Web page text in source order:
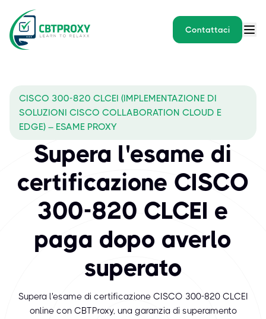
Contattaci
CISCO 300-820 CLCEI (IMPLEMENTAZIONE DI
SOLUZIONI CISCO COLLABORATION CLOUD E
EDGE) – ESAME PROXY
Supera l'esame di
certificazione CISCO
300-820 CLCEI e
paga dopo averlo
superato
Supera l'esame di certificazione CISCO 300-820 CLCEI
online con CBTProxy, una garanzia di superamento